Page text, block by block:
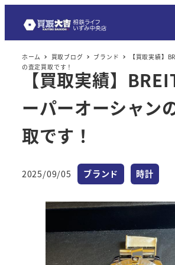
ホーム 買取ブログ ブランド
【買取実績】
の査定買取です！
【買取実績】
ーパーオーシャン
取です！
投稿日
2025/09/05 カテゴリー
ブランド カテゴリー
時計